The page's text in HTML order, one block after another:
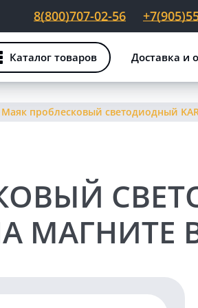
8(800)707-02-56
Каталог товаров Доставка и
Маяк проблесковый светодиодный
МАГНИТЕ